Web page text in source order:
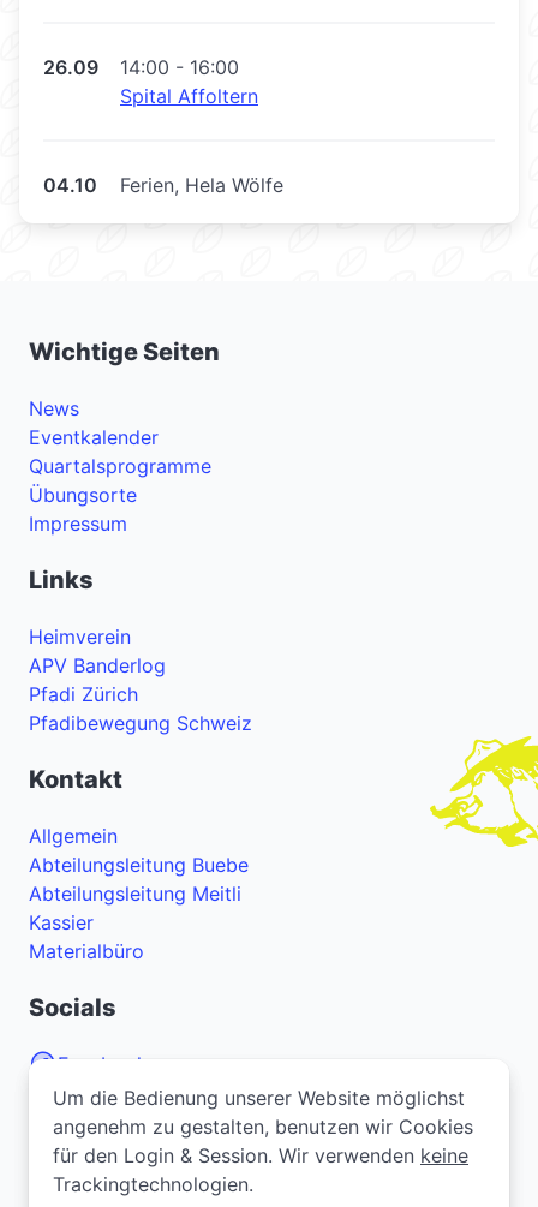
26.09
14:00 - 16:00
Spital Affoltern
04.10 Ferien, Hela Wölfe
Wichtige Seiten
News
Eventkalender
Quartalsprogramme
Übungsorte
Impressum
Links
Heimverein
APV Banderlog
Pfadi Zürich
Pfadibewegung Schweiz
Kontakt
Allgemein
Abteilungsleitung Buebe
Abteilungsleitung Meitli
Kassier
Materialbüro
Socials
Facebook
Instagram
YouTube
Bei Problemen oder Fragen zur Webseite? Melde
Um die Bedienung unserer Website möglichst
angenehm zu gestalten, benutzen wir Cookies
für den Login & Session. Wir verwenden keine
Trackingtechnologien.
Um die Bedienung unserer Website möglichst
angenehm zu gestalten, benutzen wir Cookies
für den Login & Session. Wir verwenden keine
Trackingtechnologien.